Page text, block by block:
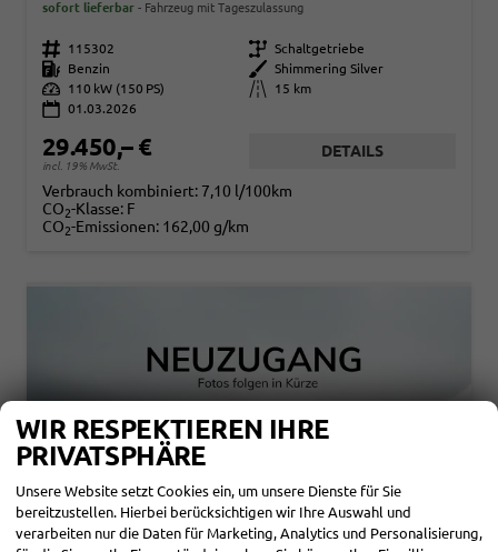
sofort lieferbar Fahrzeug mit Tageszulassung
Fahrzeugnr. 115302 Getriebe Schaltgetriebe
Kraftstoff
Benzin Außenfarbe
Shimmering Silver
Leistung
110 kW (150 PS) Kilometerstand
15 km
01.03.2026
29.450,– €
incl. 19% MwSt.
DETAILS
Verbrauch kombiniert: 7,10 l/100km
CO2-Klasse: F
CO2-Emissionen: 162,00 g/km
WIR RESPEKTIEREN IHRE
PRIVATSPHÄRE
Unsere Website setzt Cookies ein, um unsere Dienste für Sie
bereitzustellen. Hierbei berücksichtigen wir Ihre Auswahl und
verarbeiten nur die Daten für Marketing, Analytics und Personalisierung,